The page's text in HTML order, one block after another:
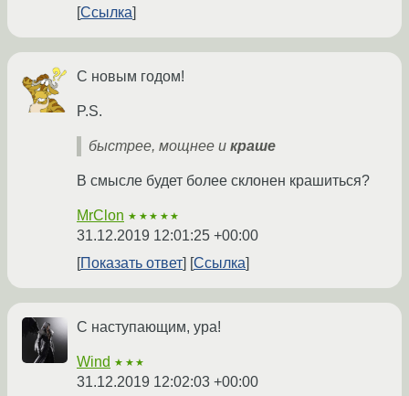
Ссылка
С новым годом!
P.S.
быстрее, мощнее и краше
В смысле будет более склонен крашиться?
MrClon ★★★★★
31.12.2019 12:01:25 +00:00
Показать ответ
Ссылка
С наступающим, ура!
Wind ★★★
31.12.2019 12:02:03 +00:00